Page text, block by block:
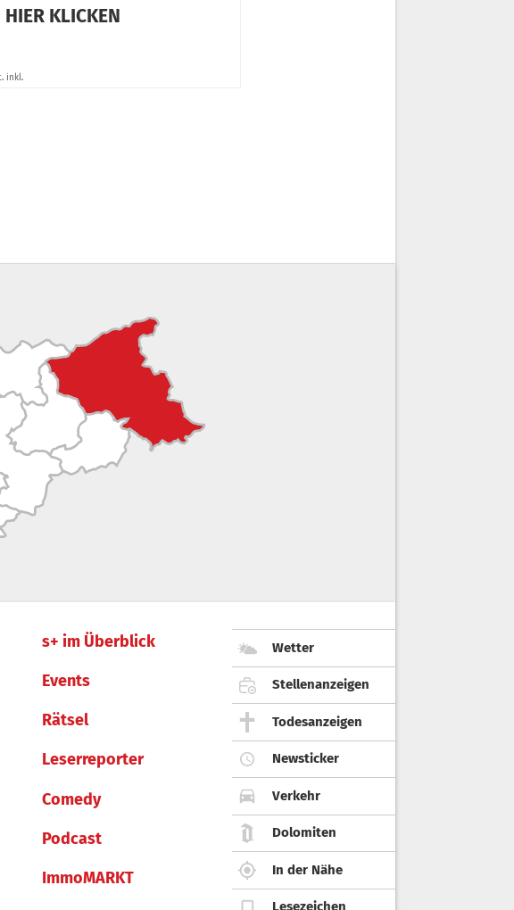
s+ im Überblick
Events
Rätsel
Leserreporter
Comedy
Podcast
ImmoMARKT
Wetter
Stellenanzeigen
Todesanzeigen
Newsticker
Verkehr
Dolomiten
In der Nähe